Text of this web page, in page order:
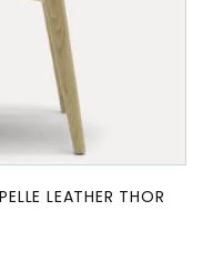
LEATHER THOR